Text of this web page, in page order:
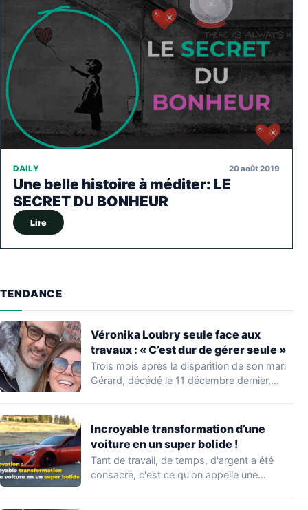
DAILY 20 août 2019
Une belle histoire à méditer: LE
SECRET DU BONHEUR
Lire
TENDANCE
Véronika Loubry seule face aux
travaux : « C’est dur de gérer seule »
Trois mois après la disparition de son mari
Gérard, décédé le 11 décembre dernier,…
Incroyable transformation d’une
voiture en un super bolide !
Tant de travail, de temps, d'argent a été
consacré, c'est ce qu'on appelle une…